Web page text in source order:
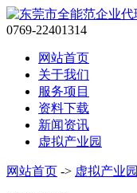
0769-22401314
网站首页
关于我们
服务项目
资料下载
新闻资讯
虚拟产业园
网站首页 -> 虚拟产业园